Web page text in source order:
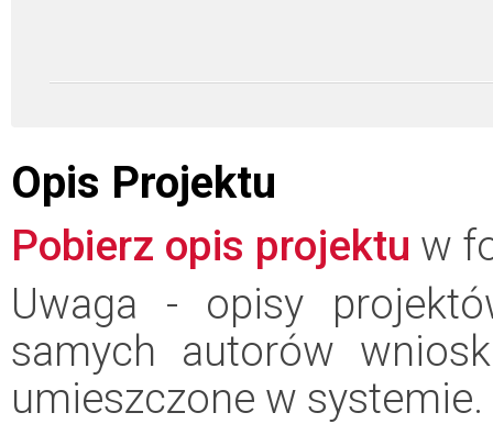
Opis Projektu
Pobierz opis projektu w
Uwaga - opisy
samych autorów
umieszczone w systemie.